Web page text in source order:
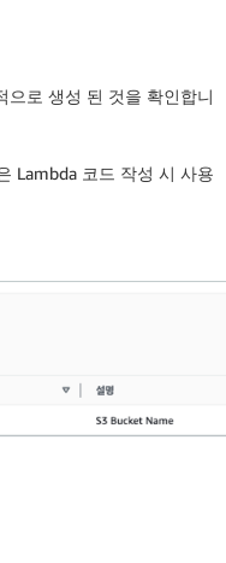
로 생성 된 것을 확인합니
Lambda 코드 작성 시 사용